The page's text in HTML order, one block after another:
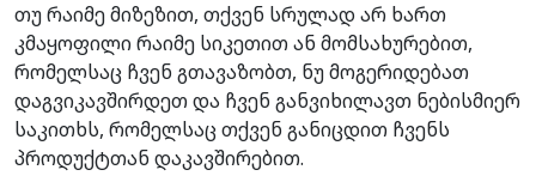
თუ რაიმე მიზეზით, თქვენ სრულად არ ხართ
კმაყოფილი რაიმე სიკეთით ან მომსახურებით,
რომელსაც ჩვენ გთავაზობთ, ნუ მოგერიდებათ
დაგვიკავშირდეთ და ჩვენ განვიხილავთ ნებისმიერ
საკითხს, რომელსაც თქვენ განიცდით ჩვენს
პროდუქტთან დაკავშირებით.